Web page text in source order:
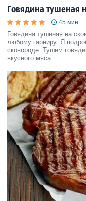
Говядина тушеная
45 мин.
Говядина тушеная на
любому гарниру. Я
сковороде. Тушим говядину, пошаговый рецепт приготовления
вкусного мяса.